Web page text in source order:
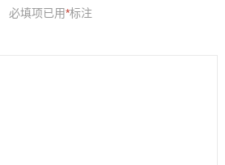
必填项已用*标注